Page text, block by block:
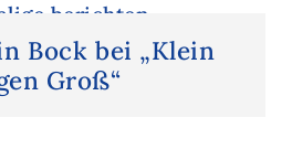
berichten
Bock bei „Klein
Groß“